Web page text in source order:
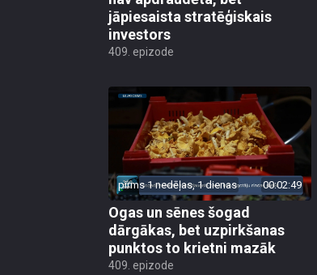
jāpiesaista stratēģiskais
investors
409. epizode
pirms 1 nedēļas, 1 dienas 00:02:49
Ogas un sēnes šogad
dārgākas, bet uzpirkšanas
punktos to krietni mazāk
409. epizode